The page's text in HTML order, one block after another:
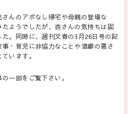
んのアポなし帰宅や母親の登場な
ようでしたが、杏さんの気持ちは固
。同時に、週刊文春の3月26日号の記
・育児に非協力なことや酒癖の悪さ
います。
一部をご覧下さい。